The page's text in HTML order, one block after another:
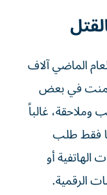
الماضي آلاف
في بعض
وملاحقة، غالباً
فقط طلب
أو
الرقمية.